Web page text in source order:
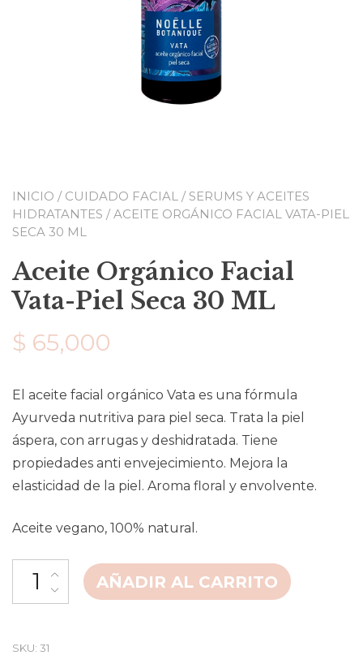
INICIO / CUIDADO FACIAL / SERUMS Y ACEITES
HIDRATANTES / ACEITE ORGÁNICO FACIAL VATA-PIEL
SECA 30 ML
Aceite Orgánico Facial
Vata-Piel Seca 30 ML
$ 65,000
El aceite facial orgánico Vata es una fórmula
Ayurveda nutritiva para piel seca. Trata la piel
áspera, con arrugas y deshidratada. Tiene
propiedades anti envejecimiento. Mejora la
elasticidad de la piel. Aroma floral y envolvente.
Aceite vegano, 100% natural.
AÑADIR AL CARRITO
SKU: 31